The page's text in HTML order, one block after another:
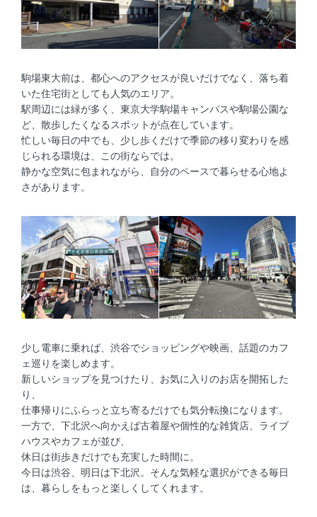
駒場東大前は、都心へのアクセスが良いだけでなく、落ち着
いた住宅街としても人気のエリア。
駅周辺には緑が多く、東京大学駒場キャンパスや駒場公園な
ど、散歩したくなるスポットが点在しています。
忙しい毎日の中でも、少し歩くだけで季節の移り変わりを感
じられる環境は、この街ならでは。
静かな空気に包まれながら、自分のペースで暮らせる心地よ
さがあります。
少し電車に乗れば、渋谷でショッピングや映画、話題のカフ
ェ巡りを楽しめます。
新しいショップを見つけたり、お気に入りのお店を開拓した
り、
仕事帰りにふらっと立ち寄るだけでも気分転換になります。
一方で、下北沢へ向かえば古着屋や個性的な雑貨店、ライブ
ハウスやカフェが並び、
休日は街歩きだけでも充実した時間に。
今日は渋谷、明日は下北沢。そんな気軽な選択ができる毎日
は、暮らしをもっと楽しくしてくれます。